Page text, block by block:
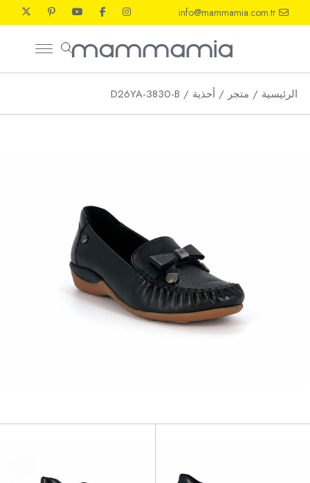
the
info@mammamia.com.tr
الرئيسية متجر أحذية D26YA-3830-B